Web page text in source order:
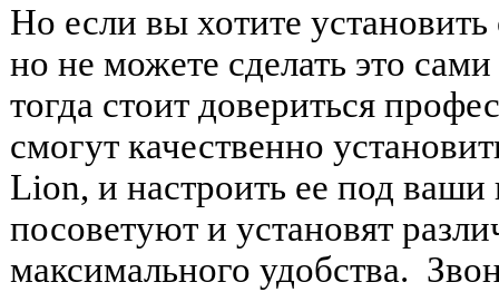
Но если вы хотите
но не можете сделать это
тогда стоит довериться
смогут качественно
Lion, и настроить ее под
посоветуют и установят
максимального удобства.